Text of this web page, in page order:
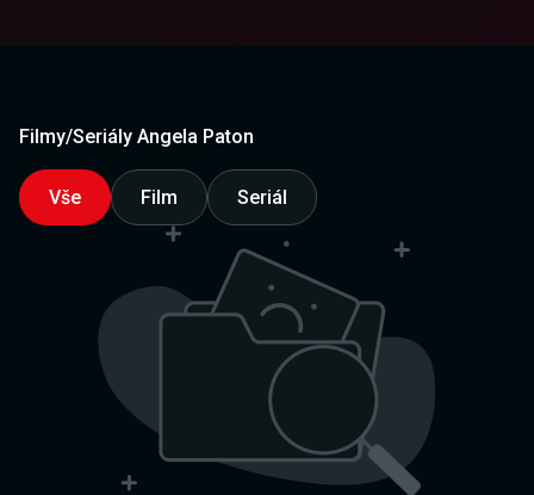
Filmy/Seriály Angela Paton
Vše Film Seriál